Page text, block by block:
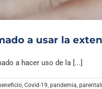
a usar la
a hacer uso de la [...]
Covid-19 pandemia